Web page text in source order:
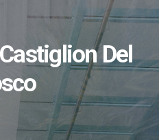
Del